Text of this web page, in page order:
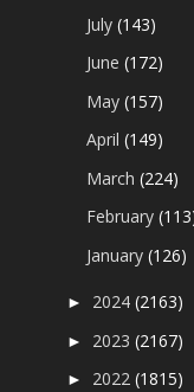
July(143)
June(172)
May(157)
April(149)
March(224)
February
January(126)
► 2024(2163)
► 2023(2167)
► 2022(1815)